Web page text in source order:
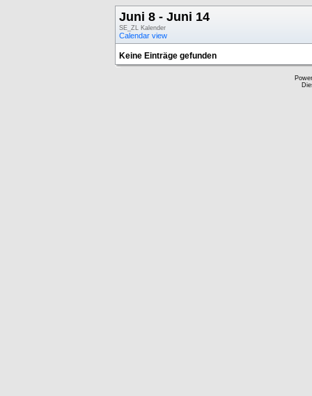
Juni 8 - Juni 14
SE_ZL Kalender
Calendar view
Keine Einträge gefunden